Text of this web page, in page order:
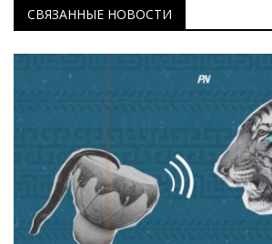
СВЯЗАННЫЕ НОВОСТИ